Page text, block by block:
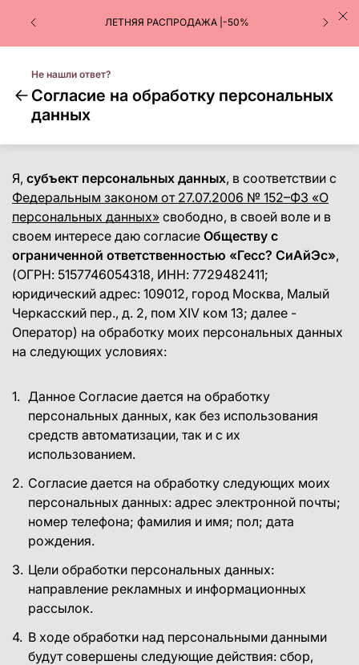
ЛЕТНЯЯ РАСПРОДАЖА |-50%
Не нашли ответ?
Cогласие на обработку персональных
данных
Я, субъект персональных данных, в соответствии с
Федеральным законом от 27.07.2006 № 152–ФЗ «О
персональных данных» свободно, в своей воле и в
своем интересе даю согласие Обществу с
ограниченной ответственностью «Гесс? СиАйЭс»,
(ОГРН: 5157746054318, ИНН: 7729482411;
юридический адрес: 109012, город Москва, Малый
Черкасский пер., д. 2, пом XIV ком 13; далее -
Оператор) на обработку моих персональных данных
на следующих условиях:
Данное Согласие дается на обработку
персональных данных, как без использования
средств автоматизации, так и с их
использованием.
Согласие дается на обработку следующих моих
персональных данных: адрес электронной почты;
номер телефона; фамилия и имя; пол; дата
рождения.
Цели обработки персональных данных:
направление рекламных и информационных
рассылок.
В ходе обработки над персональными данными
будут совершены следующие действия: сбор,